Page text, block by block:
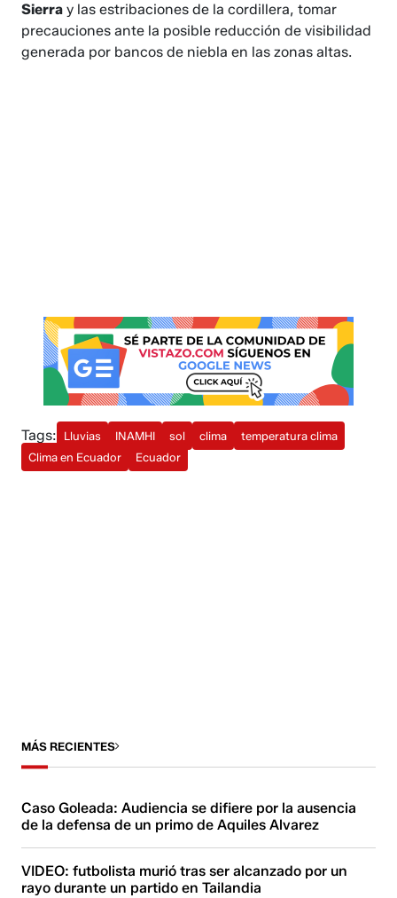
Sierray las estribaciones de la cordillera, tomar
precauciones ante la posible reducción de visibilidad
generada por bancos de niebla en las zonas altas.
Tags: Lluvias INAMHI sol clima
temperatura clima
Clima en Ecuador
Ecuador
MÁS RECIENTES
Caso Goleada: Audiencia se difiere por la ausencia
de la defensa de un primo de Aquiles Alvarez
VIDEO: futbolista murió tras ser alcanzado por un
rayo durante un partido en Tailandia